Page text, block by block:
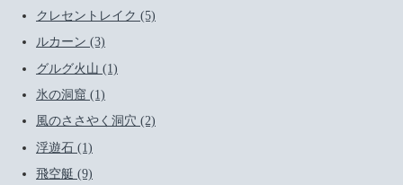
クレセントレイク (5)
ルカーン (3)
グルグ火山 (1)
氷の洞窟 (1)
風のささやく洞穴 (2)
浮遊石 (1)
飛空艇 (9)